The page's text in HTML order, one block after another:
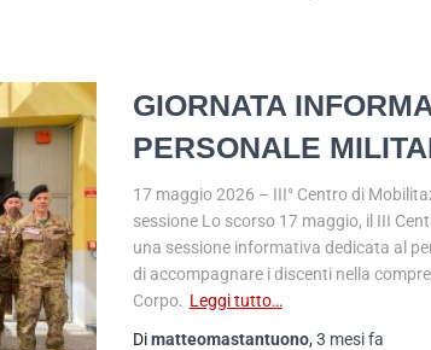
GIORNATA
PERSONALE
17 maggio 2026 – III° Centro di
sessione Lo scorso 17 maggio, il III
una sessione informativa dedicata al
di accompagnare i discenti nella
Corpo. Leggi tutto…
Dimatteomastantuono,3 mesifa